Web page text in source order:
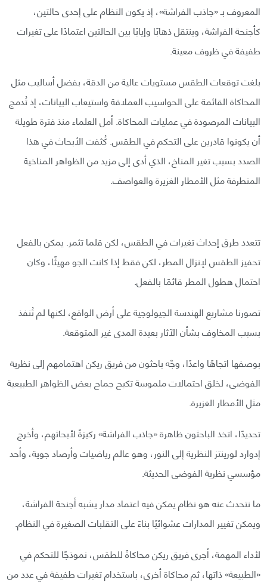
المعروف بـ «جاذب الفراشة»، إذ يكون النظام على إحدى حالتين،
كأجنحة الفراشة، وينتقل ذهابًا وإيابًا بين الحالتين اعتمادًا على تغيرات
طفيفة في ظروف معينة.
بلغت توقعات الطقس مستويات عالية من الدقة، بفضل أساليب مثل
المحاكاة القائمة على الحواسيب العملاقة واستيعاب البيانات، إذ تُدمج
البيانات المرصودة في عمليات المحاكاة. أمل العلماء منذ فترة طويلة
أن يكونوا قادرين على التحكم في الطقس. كُثفت الأبحاث في هذا
الصدد بسبب تغير المناخ، الذي أدى إلى مزيد من الظواهر المناخية
المتطرفة مثل الأمطار الغزيرة والعواصف.
تتعدد طرق إحداث تغيرات في الطقس، لكن قلما تثمر. يمكن بالفعل
تحفيز الطقس لإنزال المطر، لكن فقط إذا كانت الجو مهيئًا، وكان
احتمال هطول المطر قائمًا بالفعل.
تصورنا مشاريع الهندسة الجيولوجية على أرض الواقع، لكنها لم تُنفذ
بسبب المخاوف بشأن الآثار بعيدة المدى غير المتوقعة.
بوصفها اتجاهًا واعدًا، وجّه باحثون من فريق ريكن اهتمامهم إلى نظرية
الفوضى، لخلق احتمالات ملموسة تكبح جماح بعض الظواهر الطبيعية
مثل الأمطار الغزيرة.
تحديدًا، اتخذ الباحثون ظاهرة «جاذب الفراشة» ركيزةً لأبحاثهم، وأخرج
إدوارد لورينتز النظرية إلى النور، وهو عالم رياضيات وأرصاد جوية، وأحد
مؤسسي نظرية الفوضى الحديثة.
ما نتحدث عنه هو نظام يمكن فيه اعتماد مدار يشبه أجنحة الفراشة،
ويمكن تغيير المدارات عشوائيًا بناءً على التقلبات الصغيرة في النظام.
لأداء المهمة، أجرى فريق ريكن محاكاةً للطقس، نموذجًا للتحكم في
«الطبيعة» ذاتها، ثم محاكاة أخرى، باستخدام تغيرات طفيفة في عدد من